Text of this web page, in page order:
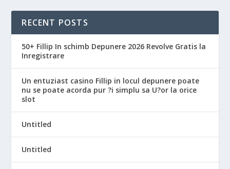
RECENT POSTS
50+ Fillip In schimb Depunere 2026 Revolve Gratis la
Inregistrare
Un entuziast casino Fillip in locul depunere poate
nu se poate acorda pur ?i simplu sa U?or la orice
slot
Untitled
Untitled